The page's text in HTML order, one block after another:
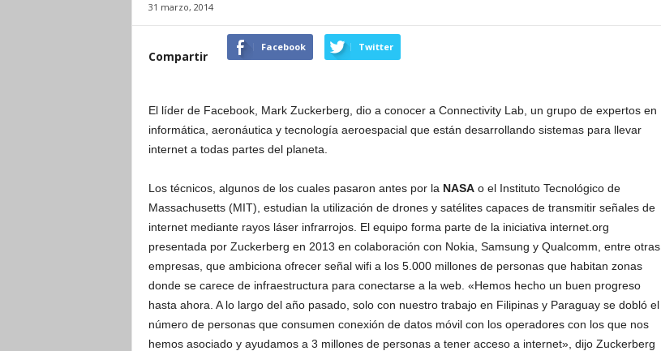
31 marzo, 2014
Compartir
Facebook Twitter
El líder de Facebook, Mark Zuckerberg, dio a conocer a Connectivity Lab, un grupo de expertos en
informática, aeronáutica y tecnología aeroespacial que están desarrollando sistemas para llevar
internet a todas partes del planeta.
Los técnicos, algunos de los cuales pasaron antes por la NASAo el Instituto Tecnológico de
Massachusetts (MIT), estudian la utilización de drones y satélites capaces de transmitir señales de
internet mediante rayos láser infrarrojos. El equipo forma parte de la iniciativa internet.org
presentada por Zuckerberg en 2013 en colaboración con Nokia, Samsung y Qualcomm, entre otras
empresas, que ambiciona ofrecer señal wifi a los 5.000 millones de personas que habitan zonas
donde se carece de infraestructura para conectarse a la web. «Hemos hecho un buen progreso
hasta ahora. A lo largo del año pasado, solo con nuestro trabajo en Filipinas y Paraguay se dobló el
número de personas que consumen conexión de datos móvil con los operadores con los que nos
hemos asociado y ayudamos a 3 millones de personas a tener acceso a internet», dijo Zuckerberg